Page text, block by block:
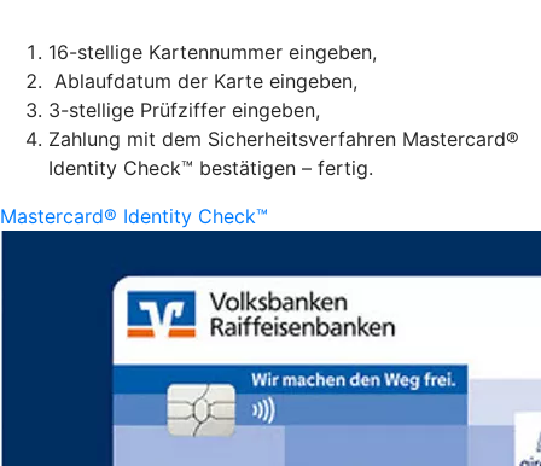
16-stellige Kartennummer eingeben,
Ablaufdatum der Karte eingeben,
3-stellige Prüfziffer eingeben,
Zahlung mit dem Sicherheitsverfahren Mastercard®
Identity Check™ bestätigen – fertig.
Mastercard® Identity Check™